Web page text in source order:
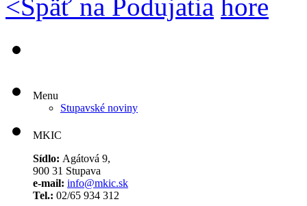
<Späť na Podujatia hore
Menu
Stupavské noviny
MKIC
Sídlo: Agátová 9,
900 31 Stupava
e-mail: info@mkic.sk
Tel.: 02/65 934 312